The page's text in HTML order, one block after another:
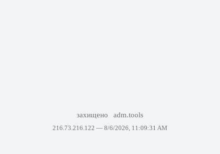
захищено adm.tools
216.73.216.122 — 8/6/2026, 11:09:31 AM